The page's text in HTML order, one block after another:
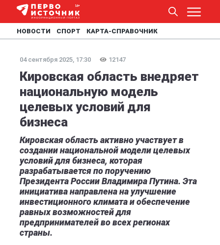
НОВОСТИ СПОРТ КАРТА-СПРАВОЧНИК
04 сентября 2025, 17:30 12147
Кировская область внедряет
национальную модель
целевых условий для
бизнеса
Кировская область активно участвует в
создании национальной модели целевых
условий для бизнеса, которая
разрабатывается по поручению
Президента России Владимира Путина. Эта
инициатива направлена на улучшение
инвестиционного климата и обеспечение
равных возможностей для
предпринимателей во всех регионах
страны.